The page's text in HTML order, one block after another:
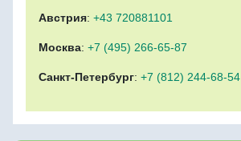
Австрия: +43 720881101
Москва: +7 (495) 266-65-87
Санкт-Петербург: +7 (812) 244-68-54